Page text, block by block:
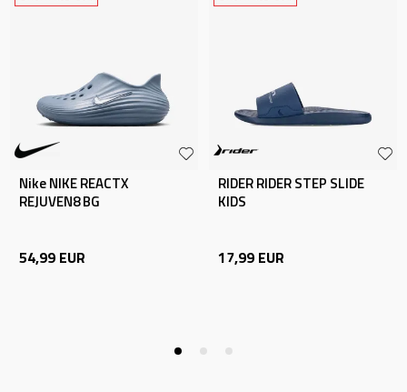
Nike NIKE REACTX
REJUVEN8 BG
54,99 EUR
RIDER RIDER STEP SLIDE
KIDS
17,99 EUR